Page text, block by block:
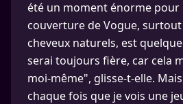
été un moment énorme pour
couverture de Vogue,
cheveux naturels, est
serai toujours fière, car cela
moi-même", glisse-t-elle.
chaque fois que je vois une